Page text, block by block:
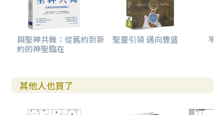
與聖神共舞：從舊約到新
約的神聖臨在
聖靈引領 邁向豐盛 早
其他人也買了